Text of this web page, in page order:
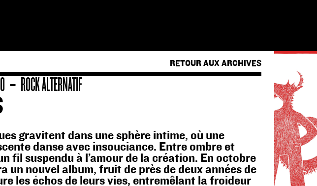
RETOUR AUX ARCHIVES
- ROCK ALTERNATIF
gravitent dans une sphère intime, où une
danse avec insouciance. Entre ombre et
fil suspendu à l’amour de la création. En octobre
un nouvel album, fruit de près de deux années de
les échos de leurs vies, entremêlant la froideur